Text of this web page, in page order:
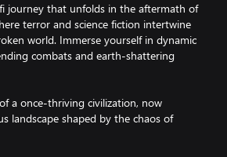
journey that unfolds in the aftermath of
terror and science fiction intertwine
world. Immerse yourself in dynamic
combats and earth-shattering
a once-thriving civilization, now
landscape shaped by the chaos of